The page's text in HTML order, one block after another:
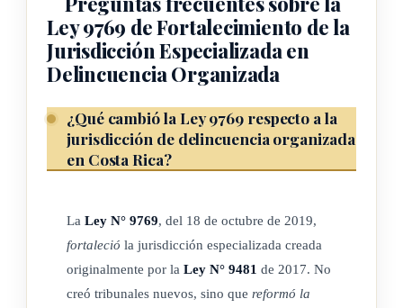
todo el territorio nacional, conocerán únicamente los hechos
delictivos que cumplan con los parámetros previstos en la
presente ley y delitos conexos, y su asiento será en San José,
Corte Suprema de Justicia.
Los tribunales o juzgados ordinarios del país conocerán los
donde el Ministerio Público no ha solicitado que sean
tramitados en la jurisdicción especializada, de conformidad
con los artículos 8 y 9 de esta ley.
Ley 9769 de Fortalecimiento de la
Jurisdicción Especializada en
Delincuencia Organizada
¿Qué cambió la Ley 9769 respecto a la
jurisdicción de delincuencia organizada
en Costa Rica?
La Ley N° 9769, del 18 de octubre de 2019,
fortaleció la jurisdicción especializada creada
originalmente por la Ley N° 9481 de 2017. No
creó tribunales nuevos, sino que reformó la